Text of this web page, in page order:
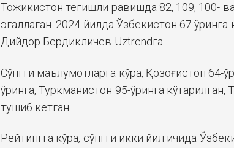
Тожикистон тегишли равишда 82, 109, 100-
эгаллаган. 2024 йилда Ўзбекистон 67 ўринга
Дийдор Бердикличев Uztrendга.
Сўнгги маълумотларга кўра, Қозоғистон 64-
ўринга, Туркманистон 95-ўринга кўтарилган,
тушиб кетган.
Рейтингга кўра, сўнгги икки йил ичида